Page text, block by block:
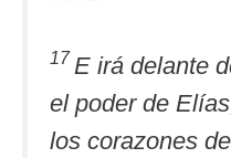
17 E irá delante
el poder de
los corazones